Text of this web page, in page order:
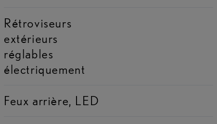
Rétroviseurs
extérieurs
réglables
électriquement
Feux arrière, LED